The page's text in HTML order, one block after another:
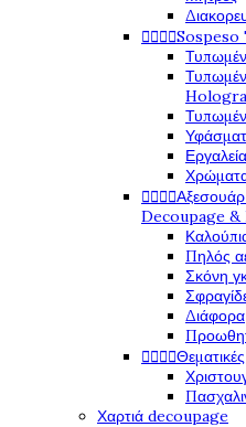

Αξεσουάρ
Decoupage &
Πηλός
Σκόνη
Διάφορα

Χαρτιά decoupage